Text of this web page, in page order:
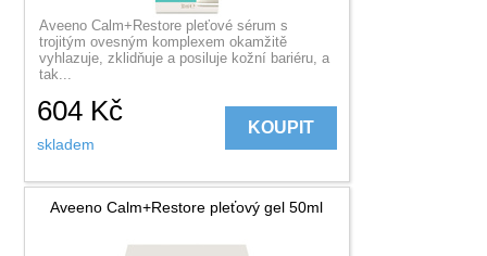
Aveeno Calm+Restore pleťové sérum s
trojitým ovesným komplexem okamžitě
vyhlazuje, zklidňuje a posiluje kožní bariéru, a
tak...
604 Kč
skladem
KOUPIT
Aveeno Calm+Restore pleťový gel 50ml